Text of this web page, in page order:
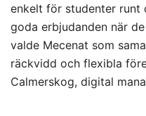
enkelt för studenter runt
goda erbjudanden när
valde Mecenat som
räckvidd och flexibla
Calmerskog, digital